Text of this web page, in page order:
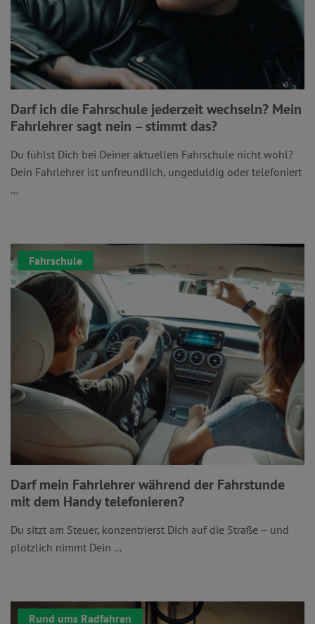
Darf ich die Fahrschule jederzeit wechseln? Mein
Fahrlehrer sagt nein – stimmt das?
Du fühlst Dich bei Deiner aktuellen Fahrschule nicht wohl?
Dein Fahrlehrer ist unfreundlich, ungeduldig oder telefoniert
...
Fahrschule
Darf mein Fahrlehrer während der Fahrstunde
mit dem Handy telefonieren?
Du sitzt am Steuer, konzentrierst Dich auf die Straße – und
plötzlich nimmt Dein ...
Rund ums Radfahren